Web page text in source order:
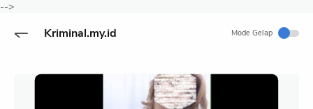
-->
Kriminal.my.id Mode Gelap